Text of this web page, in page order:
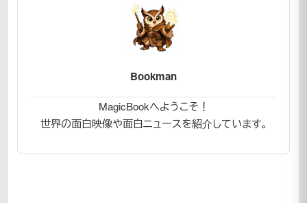
Bookman
MagicBookへようこそ！
世界の面白映像や面白ニュースを紹介しています。